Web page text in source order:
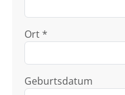
Ort *
Geburtsdatum